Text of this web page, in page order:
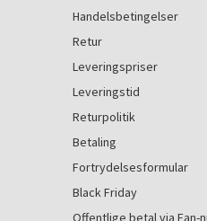
Handelsbetingelser
Retur
Leveringspriser
Leveringstid
Returpolitik
Betaling
Fortrydelsesformular
Black Friday
Offentlige betal via Ean-